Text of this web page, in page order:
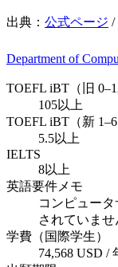
出典： 公式ページ /
Department of
TOEFL iBT（旧
105以上
TOEFL iBT（新 1–6
5.5以上
IELTS
8以上
英語要件メモ
コンピュー
されていませ
学費（国際学生）
74,568 USD /